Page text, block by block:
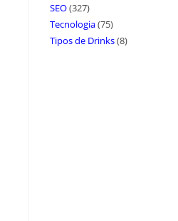
SEO(327)
Tecnologia(75)
Tipos de Drinks(8)